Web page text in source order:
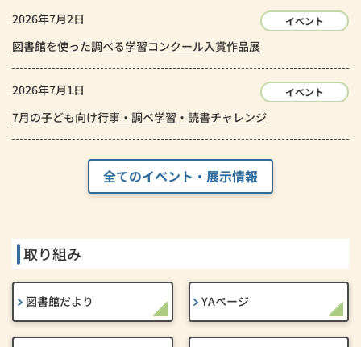
2026年7月2日 イベント
図書館を使った調べる学習コンクール入賞作品展
2026年7月1日 イベント
7月の子ども向け行事・調べ学習・読書チャレンジ
全てのイベント・展示情報
取り組み
図書館だより YAページ